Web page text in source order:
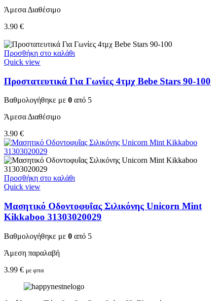
Άμεσα Διαθέσιμο
3.90 €
Προσθήκη στο καλάθι
Quick view
Προστατευτικά Για Γωνίες 4τμχ Bebe Stars 90-100
Βαθμολογήθηκε με 0 από 5
Άμεσα Διαθέσιμο
3.90 €
Προσθήκη στο καλάθι
Quick view
Μασητικό Οδοντοφυΐας Σιλικόνης Unicorn Mint
Kikkaboo 31303020029
Βαθμολογήθηκε με 0 από 5
Άμεση παραλαβή
3.99 € με φπα